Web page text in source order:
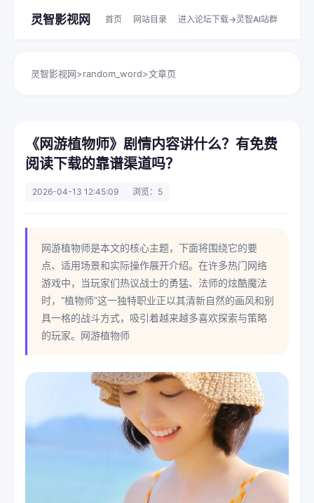
灵智影视网 首页 网站目录 进入论坛下载->灵智AI站群
灵智影视网>random_word>文章页
《网游植物师》剧情内容讲什么？有免费
阅读下载的靠谱渠道吗？
2026-04-13 12:45:09 浏览：5
网游植物师是本文的核心主题，下面将围绕它的要
点、适用场景和实际操作展开介绍。在许多热门网络
游戏中，当玩家们热议战士的勇猛、法师的炫酷魔法
时，“植物师”这一独特职业正以其清新自然的画风和别
具一格的战斗方式，吸引着越来越多喜欢探索与策略
的玩家。网游植物师